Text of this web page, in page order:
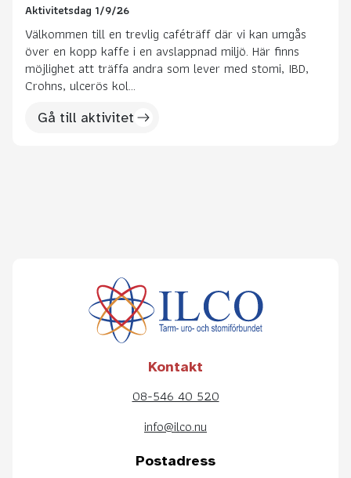
Aktivitetsdag 1/9/26
Välkommen till en trevlig caféträff där vi kan umgås
över en kopp kaffe i en avslappnad miljö. Här finns
möjlighet att träffa andra som lever med stomi, IBD,
Crohns, ulcerös kol...
Gå till aktivitet
Kontakt
08-546 40 520
info@ilco.nu
Postadress